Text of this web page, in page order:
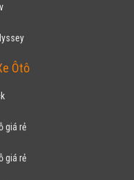
Ôtô
giá rẻ
giá rẻ